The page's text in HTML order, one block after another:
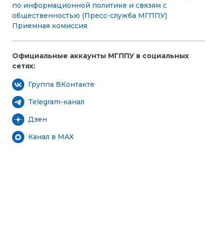
по информационной политике и связям с
общественностью (Пресс-служба МГППУ)
Приемная комиссия
Официальные аккаунты МГППУ в социальных
сетях:
Группа ВКонтакте
Telegram-канал
Дзен
Канал в MAX